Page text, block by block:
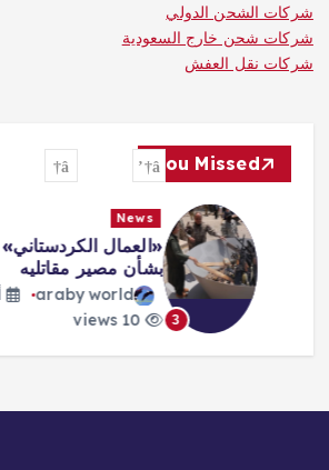
شركات الشحن الدولي
شركات شحن خارج السعودية
شركات نقل العفش
You Missed
News
«العمال الكردستاني»
بشأن مصير مقاتليه
araby world
أغسطس
10 views